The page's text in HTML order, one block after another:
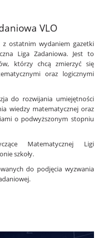
VLO
z ostatnim wydaniem gazetki
Liga Zadaniowa. Jest to
którzy chcą zmierzyć się
oraz logicznymi
do rozwijania umiejętności
wiedzy matematycznej oraz
o podwyższonym stopniu
Matematycznej Ligi
szkoły.
do podjęcia wyzwania